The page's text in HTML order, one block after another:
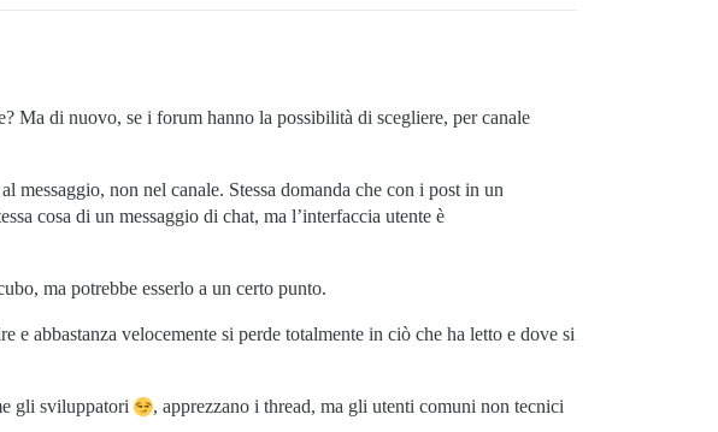
Ma di nuovo, se i forum hanno la possibilità di scegliere, per canale
messaggio, non nel canale. Stessa domanda che con i post in un
cosa di un messaggio di chat, ma l’interfaccia utente è
ma potrebbe esserlo a un certo punto.
e abbastanza velocemente si perde totalmente in ciò che ha letto e dove si
gli sviluppatori
, apprezzano i thread, ma gli utenti comuni non tecnici